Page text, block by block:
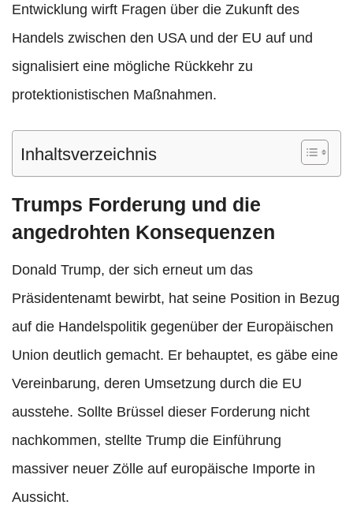
Entwicklung wirft Fragen über die Zukunft des
Handels zwischen den USA und der EU auf und
signalisiert eine mögliche Rückkehr zu
protektionistischen Maßnahmen.
Inhaltsverzeichnis
Trumps Forderung und die
angedrohten Konsequenzen
Donald Trump, der sich erneut um das
Präsidentenamt bewirbt, hat seine Position in Bezug
auf die Handelspolitik gegenüber der Europäischen
Union deutlich gemacht. Er behauptet, es gäbe eine
Vereinbarung, deren Umsetzung durch die EU
ausstehe. Sollte Brüssel dieser Forderung nicht
nachkommen, stellte Trump die Einführung
massiver neuer Zölle auf europäische Importe in
Aussicht.